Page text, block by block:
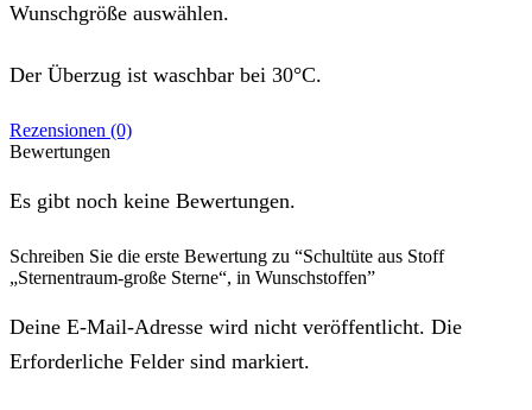
Wunschgröße auswählen.
Der Überzug ist waschbar bei 30°C.
Rezensionen (0)
Bewertungen
Es gibt noch keine Bewertungen.
Schreiben Sie die erste Bewertung zu “Schultüte aus Stoff
„Sternentraum-große Sterne“, in Wunschstoffen”
Deine E-Mail-Adresse wird nicht veröffentlicht. Die
Erforderliche Felder sind markiert.